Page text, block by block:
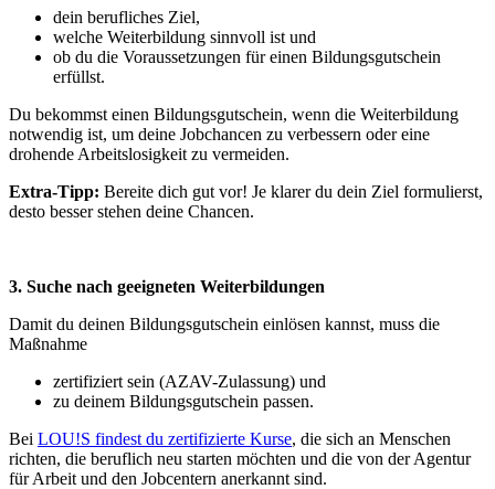
dein berufliches Ziel,
welche Weiterbildung sinnvoll ist und
ob du die Voraussetzungen für einen Bildungsgutschein
erfüllst.
Du bekommst einen Bildungsgutschein, wenn die Weiterbildung
notwendig ist, um deine Jobchancen zu verbessern oder eine
drohende Arbeitslosigkeit zu vermeiden.
Extra-Tipp: Bereite dich gut vor! Je klarer du dein Ziel formulierst,
desto besser stehen deine Chancen.
3. Suche nach geeigneten Weiterbildungen
Damit du deinen Bildungsgutschein einlösen kannst, muss die
Maßnahme
zertifiziert sein (AZAV-Zulassung) und
zu deinem Bildungsgutschein passen.
Bei LOU!S findest du zertifizierte Kurse, die sich an Menschen
richten, die beruflich neu starten möchten und die von der Agentur
für Arbeit und den Jobcentern anerkannt sind.